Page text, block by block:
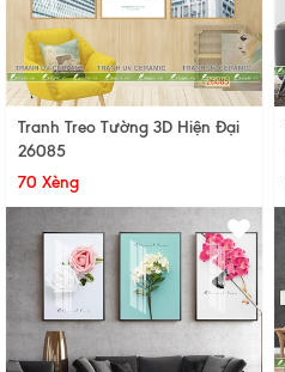
Tranh Treo Tường 3D Hiện Đại
26085
70 Xèng